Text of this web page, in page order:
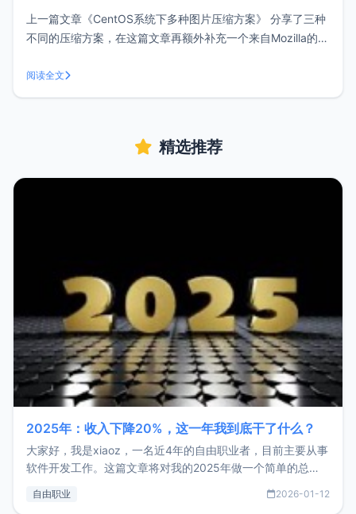
上一篇文章《CentOS系统下多种图片压缩方案》 分享了三种
不同的压缩方案，在这篇文章再额外补充一个来自Mozilla的开
Mozilla JPEG源码下载地址：
https://github.com/mozilla/mozjpeg/relea
阅读全文
精选推荐
2025年：收入下降20%，这一年我到底干了什么？
大家好，我是xiaoz，一名近4年的自由职业者，目前主要从事
软件开发工作。这篇文章将对我的2025年做一个简单的总
收入下降20%，但却过得很充实，2026年不求突破，但求保
自由职业 2026-01-12